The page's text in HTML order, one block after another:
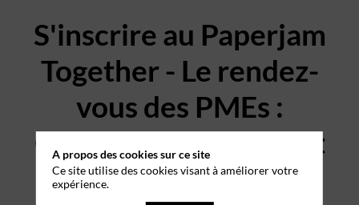
S'inscrire au Paperjam
Together - Le rendez-
vous des PMEs :
Créer, developper… et
savoir sortir au bon
A propos des cookies sur ce site
Ce site utilise des cookies visant à améliorer votre
expérience.